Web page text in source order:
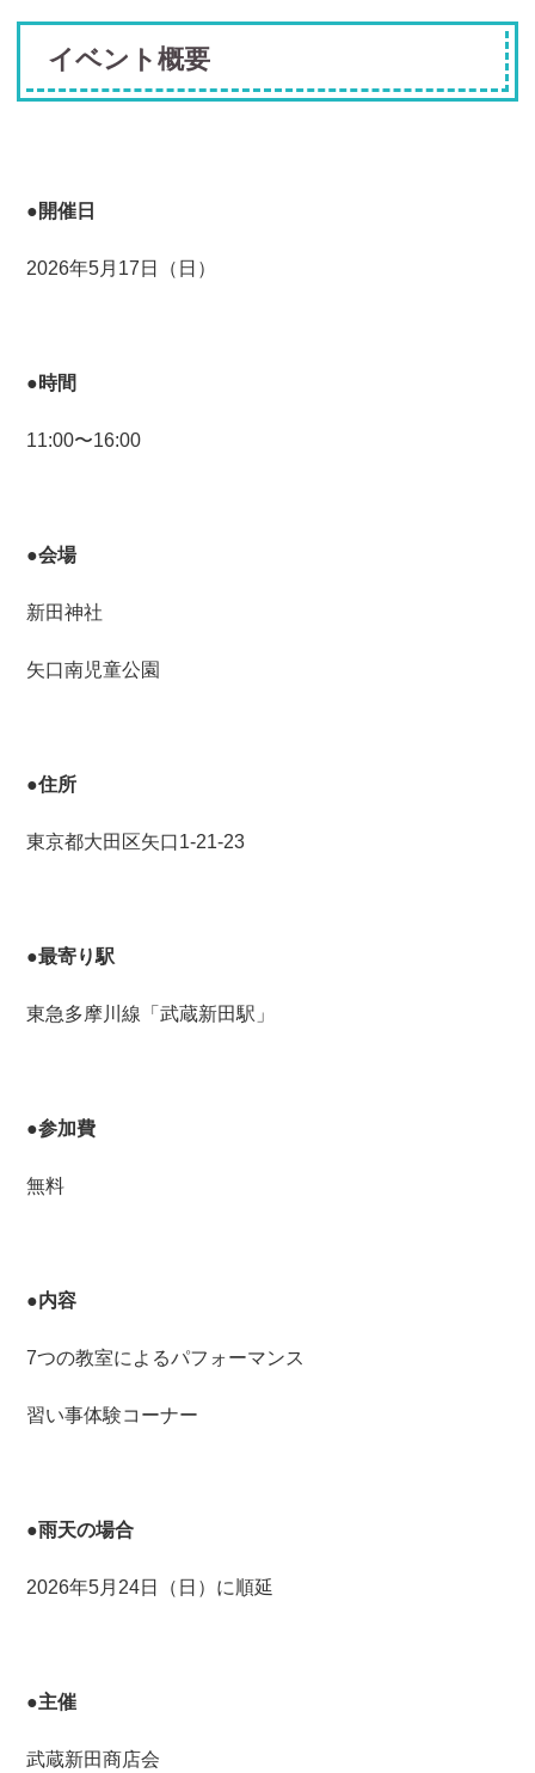
イベント概要
●開催日
2026年5月17日（日）
●時間
11:00〜16:00
●会場
新田神社
矢口南児童公園
●住所
東京都大田区矢口1-21-23
●最寄り駅
東急多摩川線「武蔵新田駅」
●参加費
無料
●内容
7つの教室によるパフォーマンス
習い事体験コーナー
●雨天の場合
2026年5月24日（日）に順延
●主催
武蔵新田商店会